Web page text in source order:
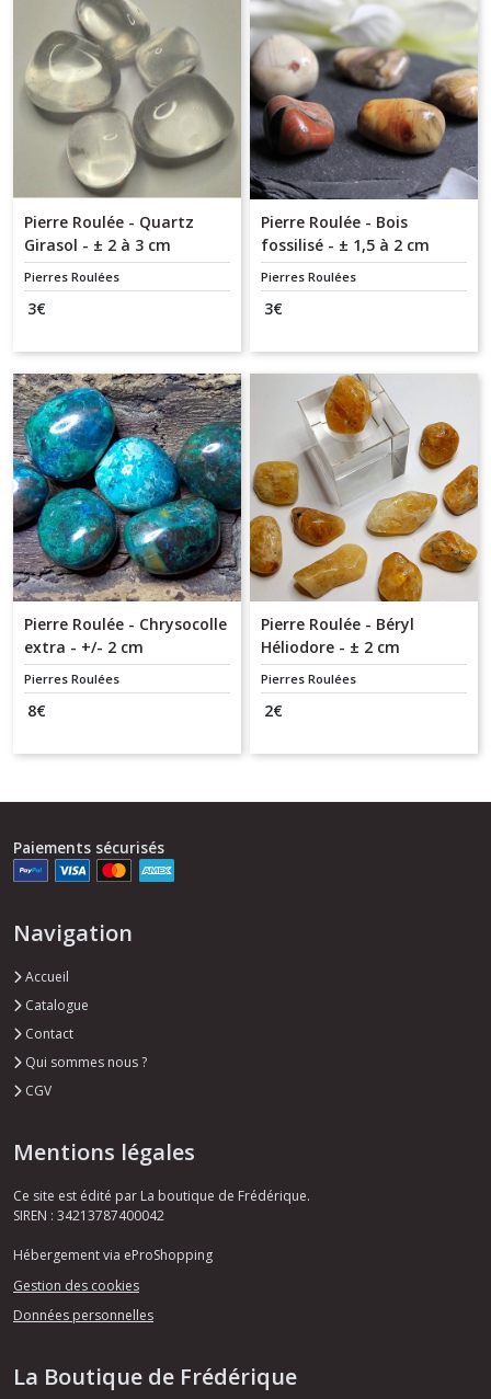
Pierre Roulée - Quartz
Girasol - ± 2 à 3 cm
Pierres Roulées
3€
Pierre Roulée - Bois
fossilisé - ± 1,5 à 2 cm
Pierres Roulées
3€
Pierre Roulée - Chrysocolle
extra - +/- 2 cm
Pierres Roulées
8€
Pierre Roulée - Béryl
Héliodore - ± 2 cm
Pierres Roulées
2€
Paiements sécurisés
Navigation
Accueil
Catalogue
Contact
Qui sommes nous ?
CGV
Mentions légales
Ce site est édité par La boutique de Frédérique.
SIREN : 34213787400042
Hébergement via eProShopping
Gestion des cookies
Données personnelles
La Boutique de Frédérique